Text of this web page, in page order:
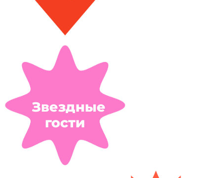
Звездные
гости